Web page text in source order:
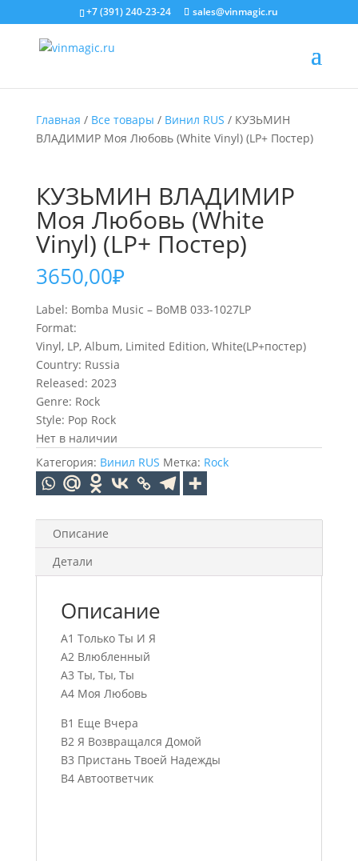
+7 (391) 240-23-24 sales@vinmagic.ru
Главная / Все товары / Винил RUS / КУЗЬМИН
ВЛАДИМИР Моя Любовь (White Vinyl) (LP+ Постер)
КУЗЬМИН ВЛАДИМИР
Моя Любовь (White
Vinyl) (LP+ Постер)
3650,00₽
Label: Bomba Music – BoMB 033-1027LP
Format:
Vinyl, LP, Album, Limited Edition, White(LP+постер)
Country: Russia
Released: 2023
Genre: Rock
Style: Pop Rock
Нет в наличии
Категория: Винил RUS Метка: Rock
Описание
Детали
Описание
A1 Только Ты И Я
A2 Влюбленный
A3 Ты, Ты, Ты
A4 Моя Любовь
B1 Еще Вчера
B2 Я Возвращался Домой
B3 Пристань Твоей Надежды
B4 Автоответчик